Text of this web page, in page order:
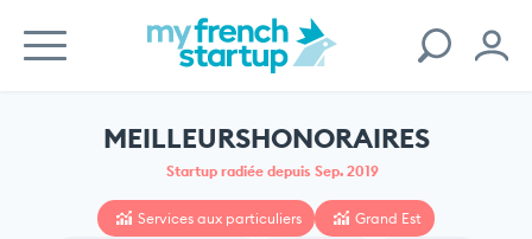
MEILLEURSHONORAIRES
Startup radiée depuis Sep. 2019
Services aux particuliers Grand Est